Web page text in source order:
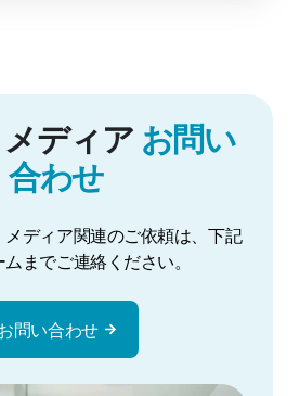
ディア お問い
合わせ
ディア関連のご依頼は、下記
までご連絡ください。
問い合わせ